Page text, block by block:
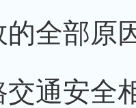
全部原
通安全